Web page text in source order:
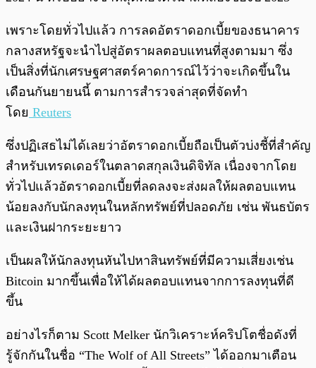
เพราะโดยทั่วไปแล้ว การลดอัตราดอกเบี้ยของธนาคาร
กลางสหรัฐจะนำไปสู่อัตราผลตอบแทนที่สูงตามมา ซึ่ง
เป็นสิ่งที่นักเศรษฐศาสตร์คาดการณ์ไว้ว่าจะเกิดขึ้นใน
เดือนกันยายนนี้ ตามการสำรวจล่าสุดที่จัดทำ
โดย Reuters
ซึ่งปฏิเสธไม่ได้เลยว่าอัตราดอกเบี้ยถือเป็นตัวบ่งชี้ที่สำคัญ
สำหรับเทรดเดอร์ในตลาดสกุลเงินดิจิทัล เนื่องจากโดย
ทั่วไปแล้วอัตราดอกเบี้ยที่ลดลงจะส่งผลให้ผลตอบแทน
น้อยลงกับนักลงทุนในหลักทรัพย์ที่ปลอดภัย เช่น พันธบัตร
และเงินฝากระยะยาว
เป็นผลให้นักลงทุนหันไปหาสินทรัพย์ที่มีความเสี่ยงเช่น
Bitcoin มากขึ้นเพื่อให้ได้ผลตอบแทนจากการลงทุนที่ดี
ขึ้น
อย่างไรก็ตาม Scott Melker นักวิเคราะห์คริปโตชื่อดังที่
รู้จักกันในชื่อ “The Wolf of All Streets” ได้ออกมาเตือน